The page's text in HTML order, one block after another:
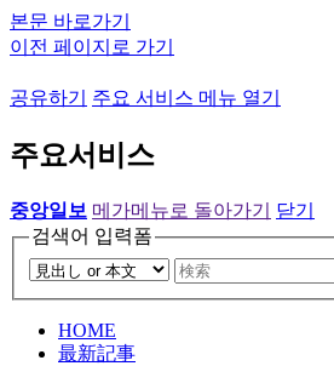
본문 바로가기
이전 페이지로 가기
공유하기 주요 서비스 메뉴 열기
주요서비스
중앙일보 메가메뉴로 돌아가기
닫기
검색어 입력폼
HOME
最新記事